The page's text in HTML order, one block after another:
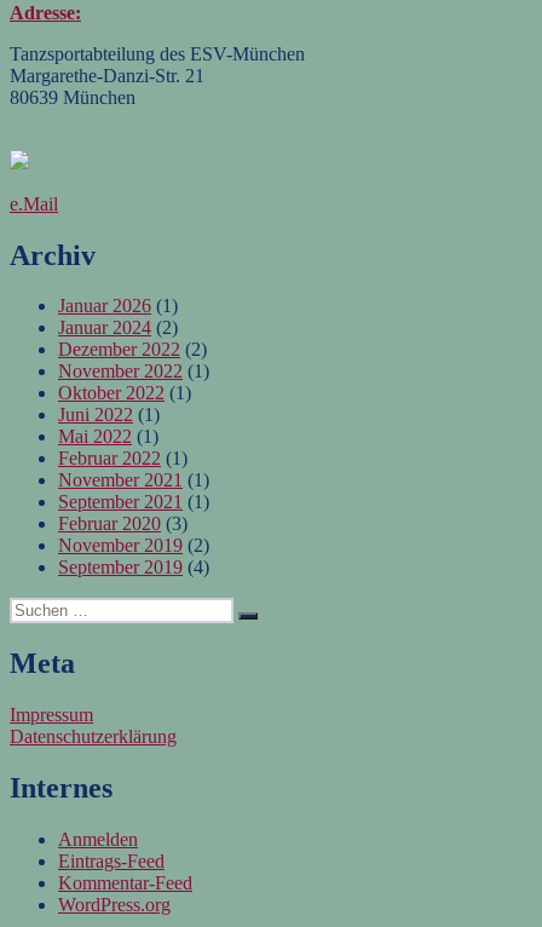
Adresse:
Tanzsportabteilung des ESV-München
Margarethe-Danzi-Str. 21
80639 München
e.Mail
Archiv
Januar 2026 (1)
Januar 2024 (2)
Dezember 2022 (2)
November 2022 (1)
Oktober 2022 (1)
Juni 2022 (1)
Mai 2022 (1)
Februar 2022 (1)
November 2021 (1)
September 2021 (1)
Februar 2020 (3)
November 2019 (2)
September 2019 (4)
Suchen
nach:
Suchen
Meta
Impressum
Datenschutzerklärung
Internes
Anmelden
Eintrags-Feed
Kommentar-Feed
WordPress.org